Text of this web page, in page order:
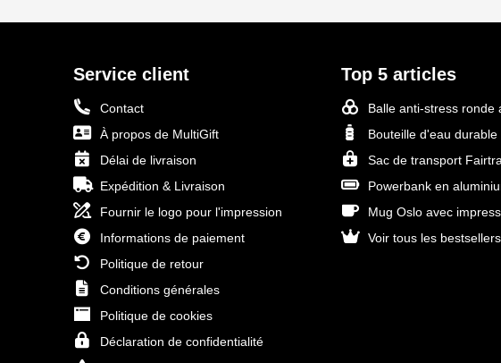
Service client
Contact
À propos de MultiGift
Délai de livraison
Expédition & Livraison
Fournir le logo pour l'impression
Informations de paiement
Politique de retour
Conditions générales
Politique de cookies
Déclaration de confidentialité
Top 5 articles
Balle anti-stress ronde
Bouteille d'eau durable
Sac de transport
Powerbank en
Mug Oslo avec
Voir tous les bestsellers